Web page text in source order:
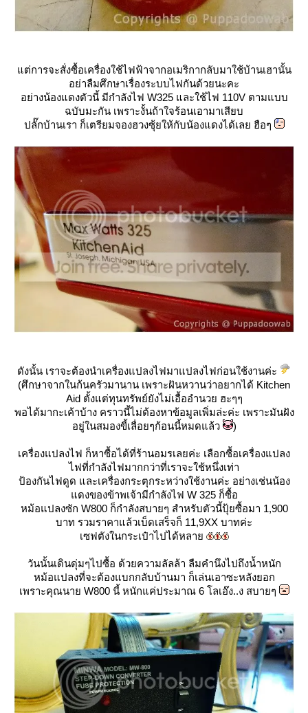
ต่การจะสั่งซื้อเครื่องใช้ไฟฟ้าจากอเมริกากลับมาใช้บ้านเฮานั้น
อย่าลืมศึกษาเรื่องระบบไฟกันด้วยนะคะ
อย่างน้องแดงตัวนี้ มีกำลังไฟ W325 และใช้ไฟ 110V ตามแบบ
ฉบับมะกัน เพราะงั้นถ้าใจร้อนเอามาเสียบ
ปลั๊กบ้านเรา ก็เตรียมจองฮวงซุ้ยให้กับน้องแดงได้เลย ฮือๆ
ดังนั้น เราจะต้องนำเครื่องแปลงไฟมาแปลงไฟก่อนใช้งานค่ะ
(ศึกษาจากในก้นครัวมานาน เพราะฝันหวานว่าอยากได้ Kitchen
Aid ตั้งแต่ทุนทรัพย์ยังไม่เอื้ออำนวย ฮะๆๆ
พอได้มากะเค้าบ้าง คราวนี้ไม่ต้องหาข้อมูลเพิ่มล่ะค่ะ เพราะมันฝัง
อยู่ในสมองขี้เลื่อยๆก้อนนี้หมดแล้ว
)
เครื่องแปลงไฟ ก็หาซื้อได้ที่ร้านอมรเลยค่ะ เลือกซื้อเครื่องแปลง
ไฟที่กำลังไฟมากกว่าที่เราจะใช้หนึ่งเท่า
ป้องกันไฟดูด และเครื่องกระตุกระหว่างใช้งานค่ะ อย่างเช่นน้อง
ดงของข้าพเจ้ามีกำลังไฟ W 325 ก็ซื้อ
หม้อแปลงซัก W800 ก็กำลังสบายๆ สำหรับตัวนี้ปุ้ยซื้อมา 1,900
บาท รวมราคาแล้วเบ็ดเสร็จก็ 11,9XX บาทค่ะ
เซฟตังในกระเป๋าไปได้หลา
วันนั้นเดินดุ่มๆไปซื้อ ด้วยความลัลล้า ลืมคำนึงไปถึงน้ำหนัก
หม้อแปลงที่จะต้องแบกกลับบ้านมา ก็เล่นเอาซะหลังยอก
เพราะคุณนาย W800 นี้ หนักแค่ประมาณ 6 โลเอ๊ง..ง สบายๆ